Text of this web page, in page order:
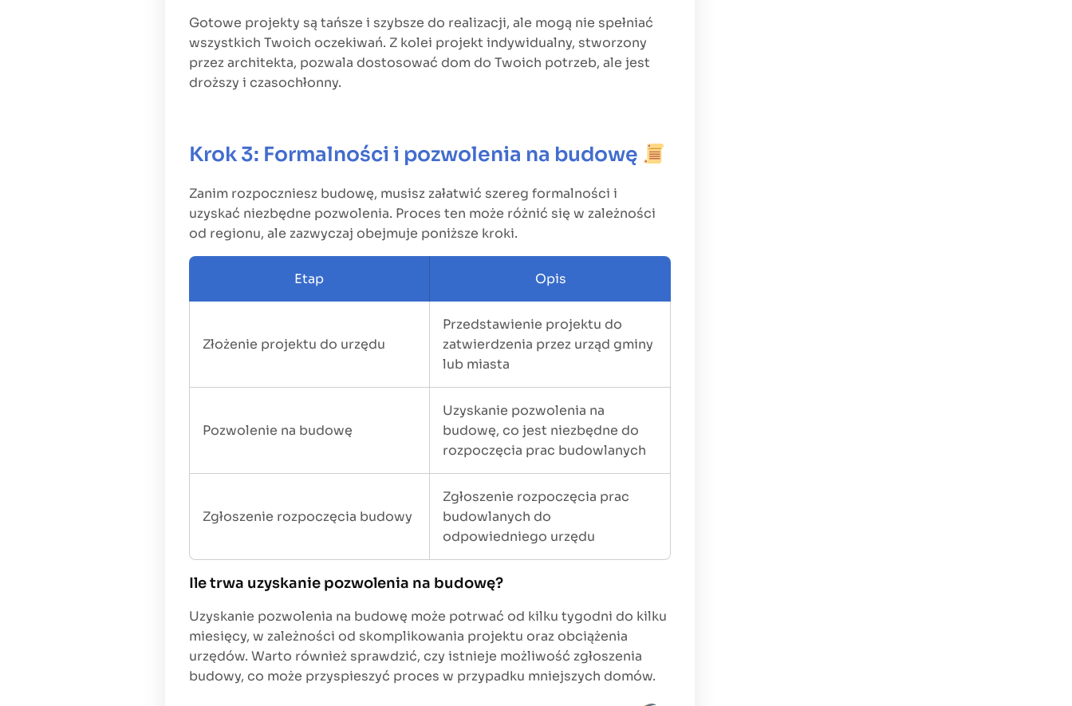
Gotowe projekty są tańsze i szybsze do realizacji, ale mogą nie spełniać
wszystkich Twoich oczekiwań. Z kolei projekt indywidualny, stworzony
przez architekta, pozwala dostosować dom do Twoich potrzeb, ale jest
droższy i czasochłonny.
Krok 3: Formalności i pozwolenia na budowę
Zanim rozpoczniesz budowę, musisz załatwić szereg formalności i
uzyskać niezbędne pozwolenia. Proces ten może różnić się w zależności
od regionu, ale zazwyczaj obejmuje poniższe kroki.
Etap Opis
Złożenie projektu do urzędu
Przedstawienie projektu do
zatwierdzenia przez urząd gminy
lub miasta
Pozwolenie na budowę
Uzyskanie pozwolenia na
budowę, co jest niezbędne do
rozpoczęcia prac budowlanych
Zgłoszenie rozpoczęcia budowy
Zgłoszenie rozpoczęcia prac
budowlanych do
odpowiedniego urzędu
Ile trwa uzyskanie pozwolenia na budowę?
Uzyskanie pozwolenia na budowę może potrwać od kilku tygodni do kilku
miesięcy, w zależności od skomplikowania projektu oraz obciążenia
urzędów. Warto również sprawdzić, czy istnieje możliwość zgłoszenia
budowy, co może przyspieszyć proces w przypadku mniejszych domów.